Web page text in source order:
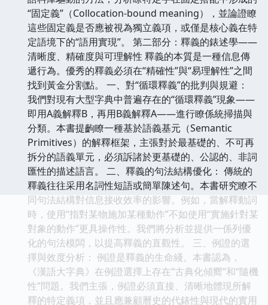
“固定義”（Collocation-bound meaning），並論證瞭
這些固定義是否應被視為獨立義項，或僅是核心義在特
定語境下的“語用實現”。 第二部分：釋義的錶述學——
清晰度、精確度與可理解性 釋義的本質是一種信息傳
遞行為。優秀的釋義必須在“精確性”與“易理解性”之間
找到黃金分割點。 一、對“循環釋義”的批判與規避：
我們對現有大型字典中普遍存在的“循環釋義”現象——
即用A義解釋B，再用B義解釋A——進行瞭係統掃描與
分類。本書提齣瞭一種基於語義基元（Semantic
Primitives）的解釋框架，主張對於最基礎的、不可再
拆分的語義單元，必須訴諸於更基礎的、公認的、非詞
匯性的描述語言。 二、釋義的句法結構優化： 傳統的
釋義往往采用名詞性短語或簡單陳述句。本書研究瞭不
同句法結構對信息接收效率的影響。例如，當解釋動詞
時，使用“指對某物施加某種動作”不如使用“實施針對某
對象的動作”更具操作性。我們將分析並提供一係列優
化的句法模闆，以提高釋義的直觀性。 三、例證的選
擇與效度分析： 例證是釋義的生命綫。本書認為，
《漢語大字典》在例證選擇上存在“古典化傾嚮”和“隨機
性”問題。我們主張，例證必須直接、清晰地體現所解
釋的特定義項，並且應兼顧曆史的代錶性與現代的實用